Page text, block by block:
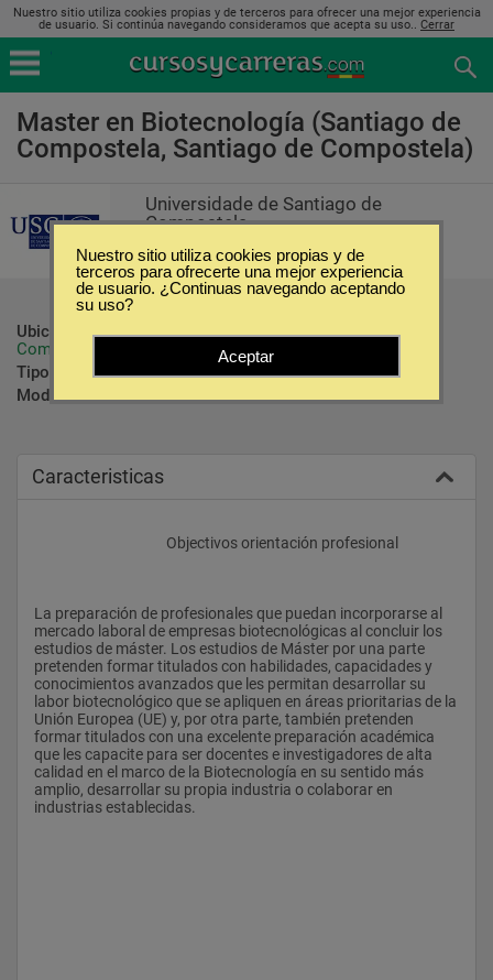
Nuestro sitio utiliza cookies propias y de terceros para ofrecer una mejor experiencia
de usuario. Si continúa navegando consideramos que acepta su uso.. Cerrar
Master en Biotecnología (Santiago de
Compostela, Santiago de Compostela)
Universidade de Santiago de
Compostela
Ubicación:
Santiago de Compostela - Santiago de
Compostela
Tipo:
Maestrías
Modalidad:
Presencial
Caracteristicas
					Objectivos orientación profesional
La preparación de profesionales que puedan incorporarse al
mercado laboral de empresas biotecnológicas al concluir los
estudios de máster. Los estudios de Máster por una parte
pretenden formar titulados con habilidades, capacidades y
conocimientos avanzados que les permitan desarrollar su
labor biotecnológico que se apliquen en áreas prioritarias de la
Unión Europea (UE) y, por otra parte, también pretenden
formar titulados con una excelente preparación académica
que les capacite para ser docentes e investigadores de alta
calidad en el marco de la Biotecnología en su sentido más
amplio, desarrollar su propia industria o colaborar en
industrias establecidas.
Nuestro sitio utiliza cookies propias y de
terceros para ofrecerte una mejor experiencia
de usuario. ¿Continuas navegando aceptando
su uso?
Aceptar